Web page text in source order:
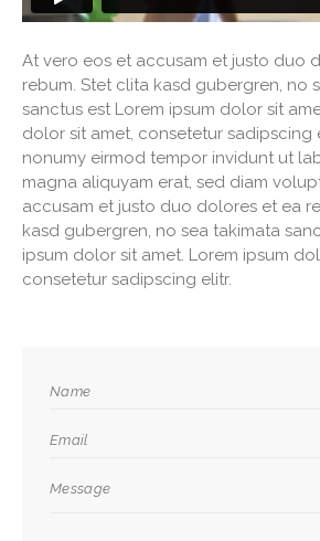
At vero eos et accusam et justo duo
rebum. Stet clita kasd gubergren, no
sanctus est Lorem ipsum dolor sit
dolor sit amet, consetetur sadipscing
nonumy eirmod tempor invidunt ut
magna aliquyam erat, sed diam
accusam et justo duo dolores et ea
kasd gubergren, no sea takimata
ipsum dolor sit amet. Lorem ipsum
consetetur sadipscing elitr.